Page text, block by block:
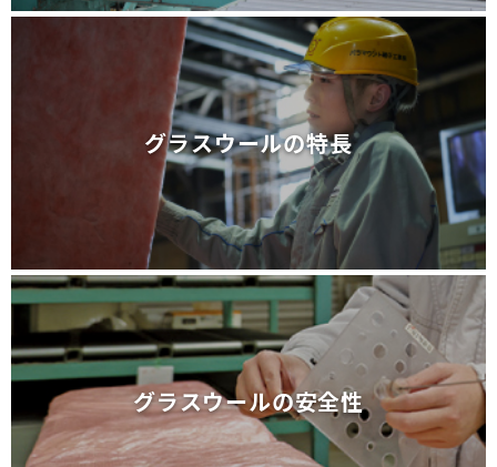
グラスウールの特長
グラスウールの特長
グラスウールの安全性
グラスウールの安全性